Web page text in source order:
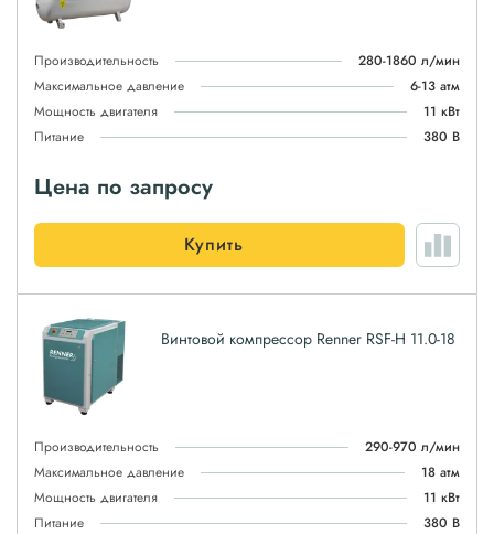
Производительность
280-1860 л/мин
Максимальное давление
6-13 атм
Мощность двигателя
11 кВт
Питание
380 В
Цена по запросу
Купить
Винтовой компрессор Renner RSF-H 11.0-18
Производительность
290-970 л/мин
Максимальное давление
18 атм
Мощность двигателя
11 кВт
Питание
380 В